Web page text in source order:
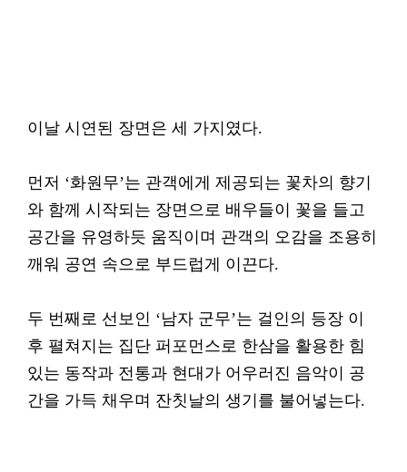
이날 시연된 장면은 세 가지였다.
먼저 ‘화원무’는 관객에게 제공되는 꽃차의 향기
와 함께 시작되는 장면으로 배우들이 꽃을 들고
공간을 유영하듯 움직이며 관객의 오감을 조용히
깨워 공연 속으로 부드럽게 이끈다.
두 번째로 선보인 ‘남자 군무’는 걸인의 등장 이
후 펼쳐지는 집단 퍼포먼스로 한삼을 활용한 힘
있는 동작과 전통과 현대가 어우러진 음악이 공
간을 가득 채우며 잔칫날의 생기를 불어넣는다.